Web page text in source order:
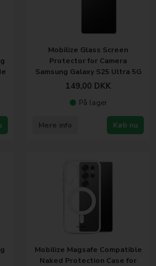
Mobilize Glass Screen
Protector for Camera
Samsung Galaxy S25 Ultra 5G
149,00 DKK
På lager
Køb nu
Mere info
Mobilize Magsafe Compatible
Naked Protection Case for